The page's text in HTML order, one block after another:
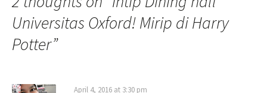
Universitas Oxford! Mirip di Harry
Potter”
April 4, 2016 at 3:30 pm